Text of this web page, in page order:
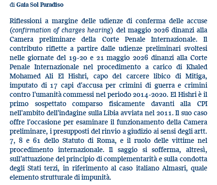
di Gaia Sol Paradiso
Riflessioni a margine delle udienze di conferma delle accuse
(confirmation of charges hearing) del maggio 2026 dinanzi alla
Camera preliminare della Corte Penale Internazionale. Il
contributo riflette a partire dalle udienze preliminari svoltesi
nelle giornate del 19-20 e 21 maggio 2026 dinanzi alla Corte
Penale Internazionale nel procedimento a carico di Khaled
Mohamed Ali El Hishri, capo del carcere libico di Mitiga,
imputato di 17 capi d'accusa per crimini di guerra e crimini
contro l'umanità commessi nel periodo 2014-2020. El Hishri è il
primo sospettato comparso fisicamente davanti alla CPI
nell'ambito dell'indagine sulla Libia avviata nel 2011. Il suo caso
offre l'occasione per esaminare il funzionamento della Camera
preliminare, i presupposti del rinvio a giudizio ai sensi degli artt.
7, 8 e 61 dello Statuto di Roma, e il ruolo delle vittime nel
procedimento internazionale. Il saggio si sofferma, altresì,
sull’attuazione del principio di complementarità e sulla condotta
degli Stati terzi, in riferimento al caso italiano Almasri, quale
elemento strutturale di impunità.